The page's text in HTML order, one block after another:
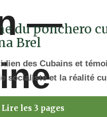
du ponchero
Brel
des Cubains et
socialiste et la réalité
Lire les 3 pages